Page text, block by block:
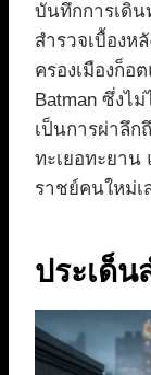
บันทึกการเดิน
สำรวจเบื้องห
ครองเมืองก็อ
Batman ซึ่งไ
เป็นการผ่าลึ
ทะเยอทะยาน
ราชย์คนใหม่เ
ประเด็